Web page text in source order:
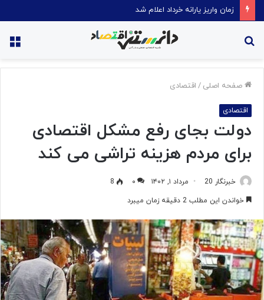
قیمت روغن دریکسال رکورد زد
صفحه اصلی / اقتصادی
اقتصادی
دولت بجای رفع مشکل اقتصادی
برای مردم هزینه تراشی می کند
خبرنگار 20 مرداد ۱, ۱۴۰۲ ۰
8
خواندن این مطلب 2 دقیقه زمان میبرد